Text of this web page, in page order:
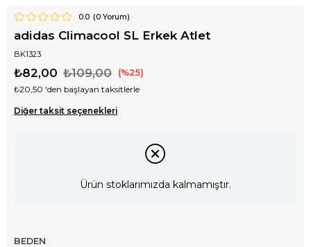
0.0 (0Yorum)
adidas Climacool SL Erkek Atlet
BK1323
₺109,00
₺82,00 25
₺20,50 'den başlayan taksitlerle
Diğer taksit seçenekleri
Ürün stoklarımızda kalmamıştır.
BEDEN